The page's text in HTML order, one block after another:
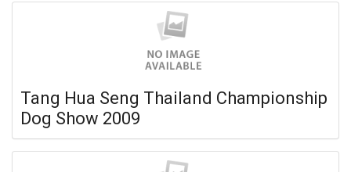
Tang Hua Seng Thailand Championship
Dog Show 2009